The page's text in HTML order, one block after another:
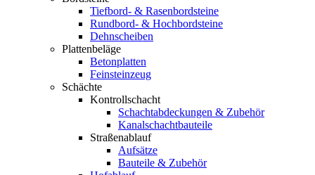
Tiefbord- & Rasenbordsteine
Rundbord- & Hochbordsteine
Dehnscheiben
Plattenbeläge
Betonplatten
Feinsteinzeug
Schächte
Kontrollschacht
Schachtabdeckungen & Zubehör
Kanalschachtbauteile
Straßenablauf
Aufsätze
Bauteile & Zubehör